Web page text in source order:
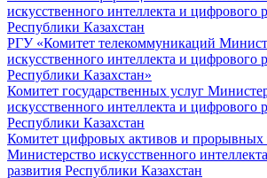
искусственного интеллекта и цифрового
Республики Казахстан
РГУ «Комитет телекоммуникаций
искусственного интеллекта и цифрового
Республики Казахстан»
Комитет государственных услуг
искусственного интеллекта и цифрового
Республики Казахстан
Комитет цифровых активов и прорывных
Министерство искусственного
развития Республики Казахстан